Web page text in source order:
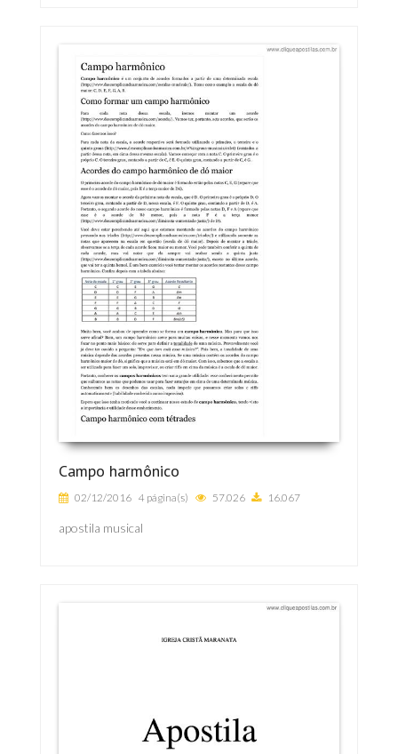
Campo harmônico
02/12/2016 4 página(s) 57.026 16.067
apostila musical